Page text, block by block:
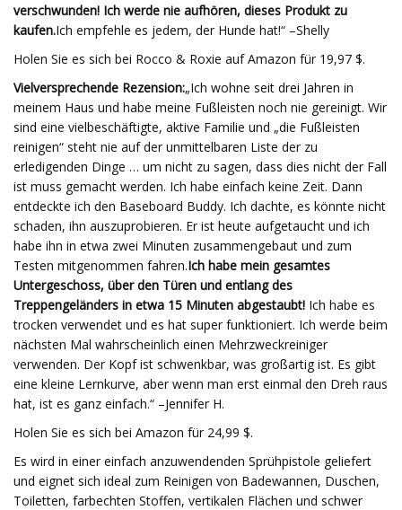
verschwunden! Ich werde nie aufhören, dieses Produkt zu
kaufen.Ich empfehle es jedem, der Hunde hat!“ –Shelly
Holen Sie es sich bei Rocco & Roxie auf Amazon für 19,97 $.
Vielversprechende Rezension:„Ich wohne seit drei Jahren in
meinem Haus und habe meine Fußleisten noch nie gereinigt. Wir
sind eine vielbeschäftigte, aktive Familie und „die Fußleisten
reinigen“ steht nie auf der unmittelbaren Liste der zu
erledigenden Dinge … um nicht zu sagen, dass dies nicht der Fall
ist muss gemacht werden. Ich habe einfach keine Zeit. Dann
entdeckte ich den Baseboard Buddy. Ich dachte, es könnte nicht
schaden, ihn auszuprobieren. Er ist heute aufgetaucht und ich
habe ihn in etwa zwei Minuten zusammengebaut und zum
Testen mitgenommen fahren.Ich habe mein gesamtes
Untergeschoss, über den Türen und entlang des
Treppengeländers in etwa 15 Minuten abgestaubt! Ich habe es
trocken verwendet und es hat super funktioniert. Ich werde beim
nächsten Mal wahrscheinlich einen Mehrzweckreiniger
verwenden. Der Kopf ist schwenkbar, was großartig ist. Es gibt
eine kleine Lernkurve, aber wenn man erst einmal den Dreh raus
hat, ist es ganz einfach.“ –Jennifer H.
Holen Sie es sich bei Amazon für 24,99 $.
Es wird in einer einfach anzuwendenden Sprühpistole geliefert
und eignet sich ideal zum Reinigen von Badewannen, Duschen,
Toiletten, farbechten Stoffen, vertikalen Flächen und schwer